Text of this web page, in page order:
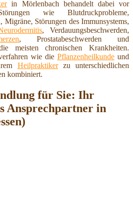
in Mörlenbach behandelt dabei vor
wie Blutdruckprobleme,
Migräne, Störungen des Immunsystems,
, Verdauungsbeschwerden,
, Prostatabeschwerden und
meisten chronischen Krankheiten.
wie die Pflanzenheilkunde und
Heilpraktikerzu unterschiedlichen
kombiniert.
für Sie: Ihr
Ansprechpartner in